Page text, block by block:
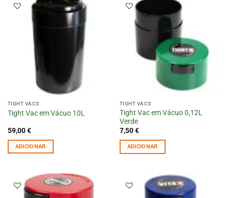
TIGHT VACS
Tight Vac em Vácuo 10L
59,00€
ADICIONAR
TIGHT VACS
Tight Vac em Vácuo 0,12L
Verde
7,50€
ADICIONAR